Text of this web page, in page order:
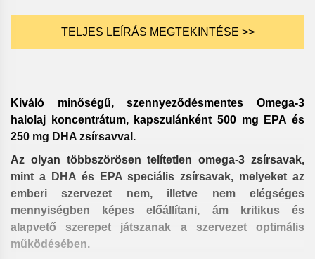
TELJES LEÍRÁS MEGTEKINTÉSE >>
Kiváló minőségű, szennyeződésmentes Omega-3
halolaj koncentrátum, kapszulánként 500 mg EPA és
250 mg DHA zsírsavval.
Az olyan többszörösen telítetlen omega-3 zsírsavak,
mint a DHA és EPA speciális zsírsavak, melyeket az
emberi szervezet nem, illetve nem elégséges
mennyiségben képes előállítani, ám kritikus és
alapvető szerepet játszanak a szervezet optimális
működésében.